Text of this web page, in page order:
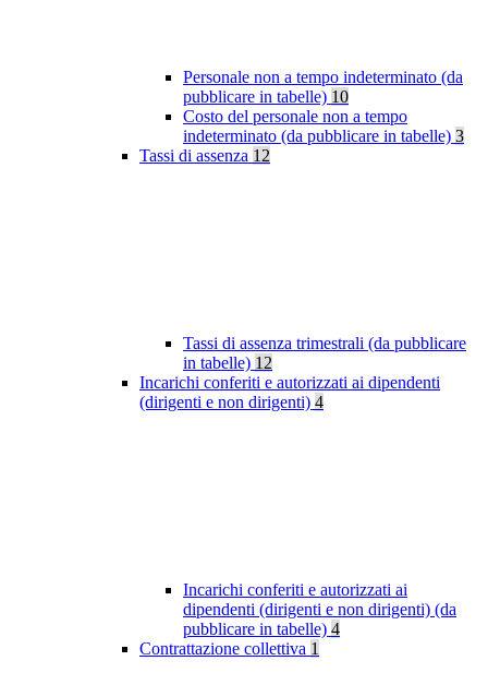
Personale non a tempo indeterminato (da
pubblicare in tabelle) 10
Costo del personale non a tempo
indeterminato (da pubblicare in tabelle) 3
Tassi di assenza 12
Tassi di assenza trimestrali (da pubblicare
in tabelle) 12
Incarichi conferiti e autorizzati ai dipendenti
(dirigenti e non dirigenti) 4
Incarichi conferiti e autorizzati ai
dipendenti (dirigenti e non dirigenti) (da
pubblicare in tabelle) 4
Contrattazione collettiva 1